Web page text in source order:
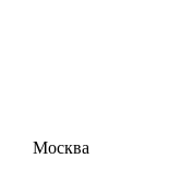
Москва